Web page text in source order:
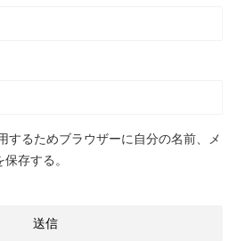
するためブラウザーに自分の名前、メ
存する。